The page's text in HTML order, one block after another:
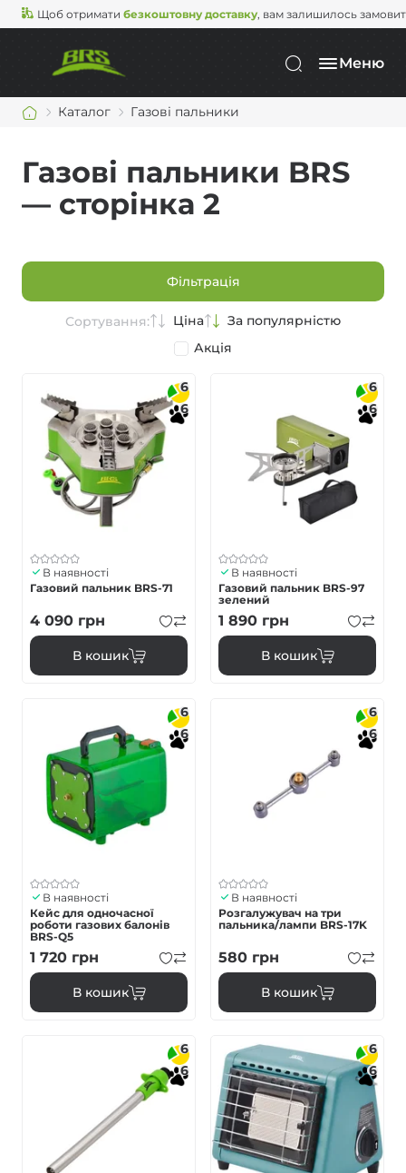
Щоб отримати безкоштовну доставку, вам залишилось
Меню
Каталог Газові пальники
Газові пальники BRS
— сторінка 2
Фільтрація
Сортування: Ціна
За популярністю
Акція
6
6
В наявності
Газовий пальник BRS-71
4 090 грн
В кошик
6
6
В наявності
Газовий пальник BRS-97
зелений
1 890 грн
В кошик
6
6
В наявності
Кейс для одночасної
роботи газових балонів
BRS-Q5
1 720 грн
В кошик
6
6
В наявності
Розгалужувач на три
пальника/лампи BRS-17K
580 грн
В кошик
6
6
6
6